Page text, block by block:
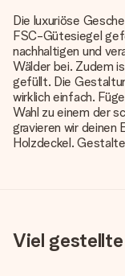
Die luxuriöse
FSC-Gütesiegel
nachhaltigen und
Wälder bei. Zudem
gefüllt. Die
wirklich einfach.
Wahl zu einem der
gravieren wir deinen
Holzdeckel.
Viel